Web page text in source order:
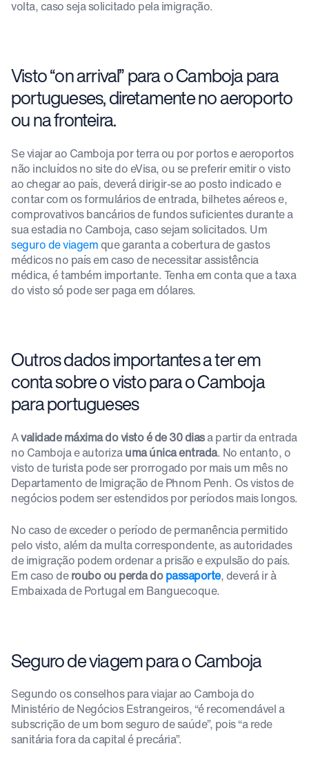
volta, caso seja solicitado pela imigração.
Visto “on arrival” para o Camboja para
portugueses, diretamente no aeroporto
ou na fronteira.
Se viajar ao Camboja por terra ou por portos e aeroportos
não incluídos no site do eVisa, ou se preferir emitir o visto
ao chegar ao país, deverá dirigir-se ao posto indicado e
contar com os formulários de entrada, bilhetes aéreos e,
comprovativos bancários de fundos suficientes durante a
sua estadia no Camboja, caso sejam solicitados. Um
seguro de viagemque garanta a cobertura de gastos
médicos no país em caso de necessitar assistência
médica, é também importante. Tenha em conta que a taxa
do visto só pode ser paga em dólares.
Outros dados importantes a ter em
conta sobre o visto para o Camboja
para portugueses
Avalidade máxima do visto é de 30 diasa partir da entrada
no Camboja e autorizauma única entrada. No entanto, o
visto de turista pode ser prorrogado por mais um mês no
Departamento de Imigração de Phnom Penh. Os vistos de
negócios podem ser estendidos por períodos mais longos.
No caso de exceder o período de permanência permitido
pelo visto, além da multa correspondente, as autoridades
de imigração podem ordenar a prisão e expulsão do país.
Em caso deroubo ou perda dopassaporte, deverá ir à
Embaixada de Portugal em Banguecoque.
Seguro de viagem para o Camboja
Segundo os conselhos para viajar ao Camboja do
Ministério de Negócios Estrangeiros, “é recomendável a
subscrição de um bom seguro de saúde”, pois “a rede
sanitária fora da capital é precária”.